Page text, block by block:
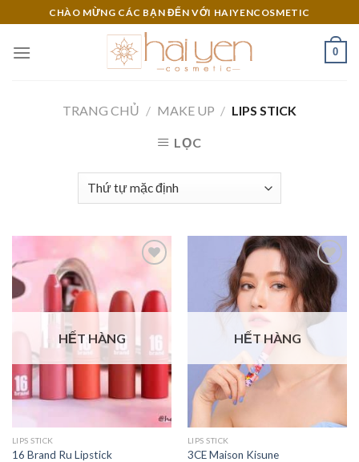
content
CHÀO MỪNG CÁC BẠN ĐẾN VỚI HAIYENCOSMETIC
0
TRANG CHỦ / MAKE UP / LIPS STICK
LỌC
HẾT HÀNG
LIPS STICK
16 Brand Ru Lipstick
Add to
Wishlist
HẾT HÀNG
LIPS STICK
3CE Maison Kisune